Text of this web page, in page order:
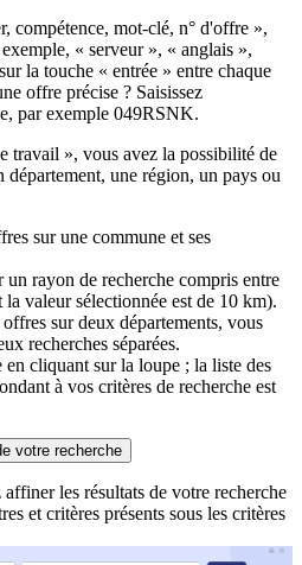
compétence, mot-clé, n° d'offre »,
« serveur », « anglais »,
la touche « entrée » entre chaque
offre précise ? Saisissez
par exemple 049RSNK.
travail », vous avez la possibilité de
département, une région, un pays ou
sur une commune et ses
un rayon de recherche compris entre
valeur sélectionnée est de 10 km).
sur deux départements, vous
recherches séparées.
cliquant sur la loupe ; la liste des
à vos critères de recherche est
votre recherche
les résultats de votre recherche
et critères présents sous les critères